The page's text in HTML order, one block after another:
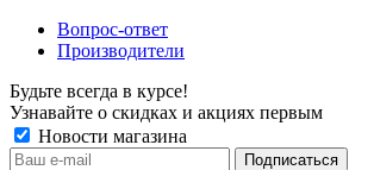
Вопрос-ответ
Производители
Будьте всегда в курсе!
Узнавайте о скидках и акциях первым
Новости магазина